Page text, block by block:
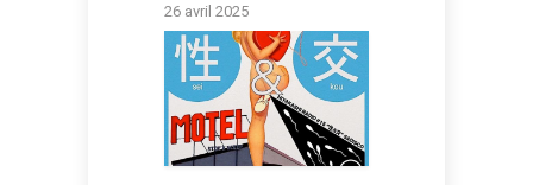
26 avril 2025